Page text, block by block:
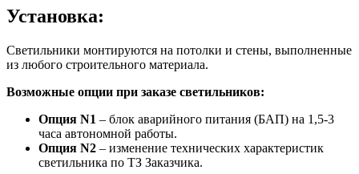
Установка:
Светильники монтируются на потолки и стены, выполненные
из любого строительного материала.
Возможные опции при заказе светильников:
Опция N1 – блок аварийного питания (БАП) на 1,5-3
часа автономной работы.
Опция N2 – изменение технических характеристик
светильника по ТЗ Заказчика.